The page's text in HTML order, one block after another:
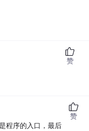
赞
程序的入口，最后
赞